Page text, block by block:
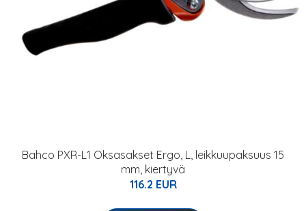
Bahco PXR-L1 Oksasakset Ergo, L, leikkuupaksuus 15
mm, kiertyvä
116.2 EUR